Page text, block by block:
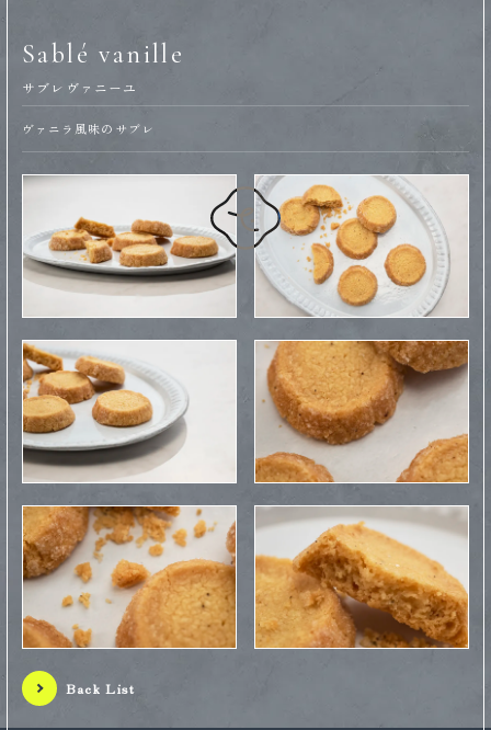
Sablé vanille
サブレヴァニーユ
ヴァニラ風味のサブレ
Back List